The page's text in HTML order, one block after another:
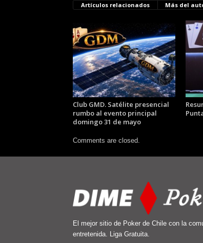
Artículos relacionados Más del
Club GMD. Satélite presencial
rumbo al evento principal
domingo 31 de mayo
Comments are closed.
El mejor sitio de Poker de Chile con la
entretenida. Liga Gratuita.